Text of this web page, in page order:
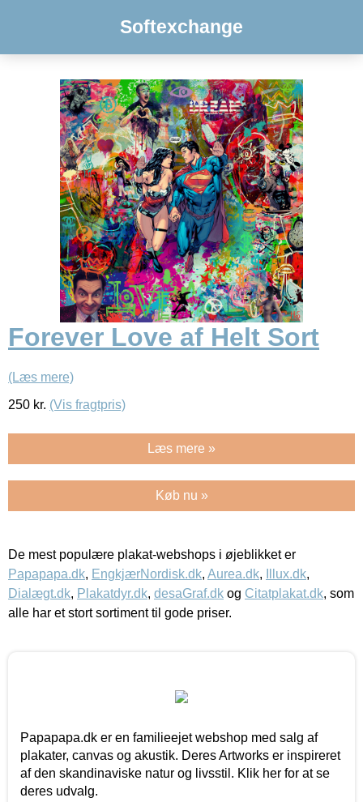
Softexchange
Forever Love af Helt Sort
(Læs mere)
250 kr. (Vis fragtpris)
Læs mere »
Køb nu »
De mest populære plakat-webshops i øjeblikket er
Papapapa.dk, EngkjærNordisk.dk, Aurea.dk, Illux.dk,
Dialægt.dk, Plakatdyr.dk, desaGraf.dk og Citatplakat.dk, som
alle har et stort sortiment til gode priser.
Papapapa.dk er en familieejet webshop med salg af
plakater, canvas og akustik. Deres Artworks er inspireret
af den skandinaviske natur og livsstil. Klik her for at se
deres udvalg.